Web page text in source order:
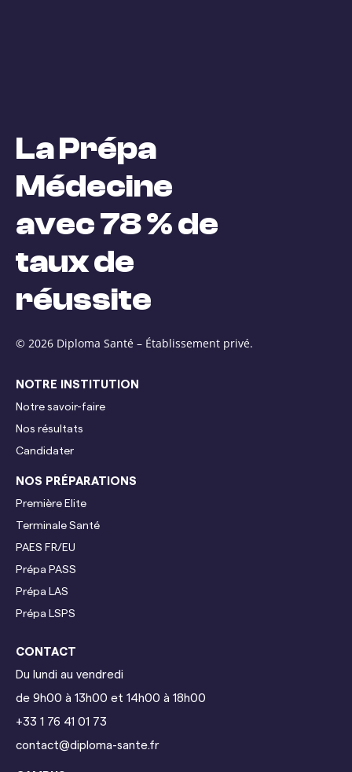
La Prépa
Médecine
avec 78 % de
taux de
réussite
© 2026 Diploma Santé – Établissement privé.
NOTRE INSTITUTION
Notre savoir-faire
Nos résultats
Candidater
NOS PRÉPARATIONS
Première Elite
Terminale Santé
PAES FR/EU
Prépa PASS
Prépa LAS
Prépa LSPS
CONTACT
Du lundi au vendredi
de 9h00 à 13h00 et 14h00 à 18h00
+33 1 76 41 01 73
contact@diploma-sante.fr